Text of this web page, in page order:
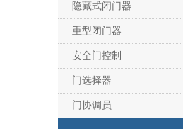
隐藏式闭门器
重型闭门器
安全门控制
门选择器
门协调员